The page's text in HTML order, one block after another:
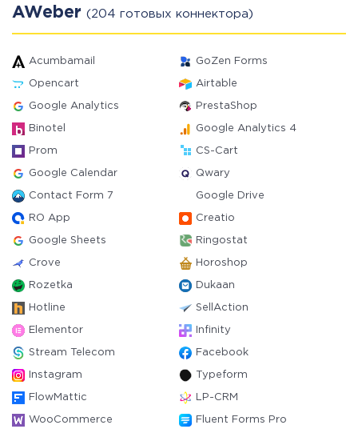
AWeber (204 готовых коннектора)
Acumbamail GoZen Forms
Opencart Airtable
Google Analytics PrestaShop
Binotel Google Analytics 4
Prom CS-Cart
Google Calendar Qwary
Contact Form 7 Google Drive
RO App Creatio
Google Sheets Ringostat
Crove Horoshop
Rozetka Dukaan
Hotline SellAction
Elementor Infinity
Stream Telecom Facebook
Instagram Typeform
FlowMattic LP-CRM
WooCommerce Fluent Forms Pro